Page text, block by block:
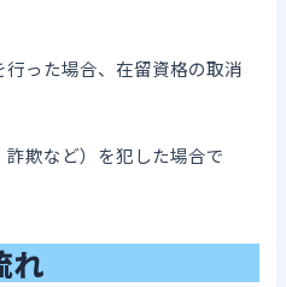
った場合、在留資格の取消
欺など）を犯した場合で
れ